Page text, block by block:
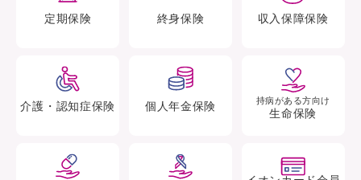
定期保険 終身保険 収入保障保険
介護・認知症保険 個人年金保険 持病がある方向け
生命保険